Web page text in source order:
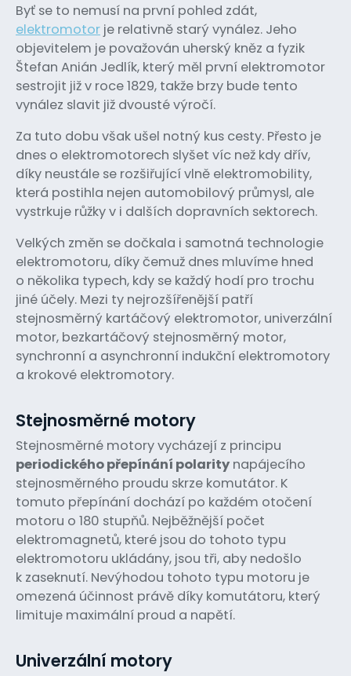
Byť se to nemusí na první pohled zdát,
elektromotor je relativně starý vynález. Jeho
objevitelem je považován uherský kněz a fyzik
Štefan Anián Jedlík, který měl první elektromotor
sestrojit již v roce 1829, takže brzy bude tento
vynález slavit již dvousté výročí.
Za tuto dobu však ušel notný kus cesty. Přesto je
dnes o elektromotorech slyšet víc než kdy dřív,
díky neustále se rozšiřující vlně elektromobility,
která postihla nejen automobilový průmysl, ale
vystrkuje růžky v i dalších dopravních sektorech.
Velkých změn se dočkala i samotná technologie
elektromotoru, díky čemuž dnes mluvíme hned
o několika typech, kdy se každý hodí pro trochu
jiné účely. Mezi ty nejrozšířenější patří
stejnosměrný kartáčový elektromotor, univerzální
motor, bezkartáčový stejnosměrný motor,
synchronní a asynchronní indukční elektromotory
a krokové elektromotory.
Stejnosměrné motory
Stejnosměrné motory vycházejí z principu
periodického přepínání polarity napájecího
stejnosměrného proudu skrze komutátor. K
tomuto přepínání dochází po každém otočení
motoru o 180 stupňů. Nejběžnější počet
elektromagnetů, které jsou do tohoto typu
elektromotoru ukládány, jsou tři, aby nedošlo
k zaseknutí. Nevýhodou tohoto typu motoru je
omezená účinnost právě díky komutátoru, který
limituje maximální proud a napětí.
Univerzální motory